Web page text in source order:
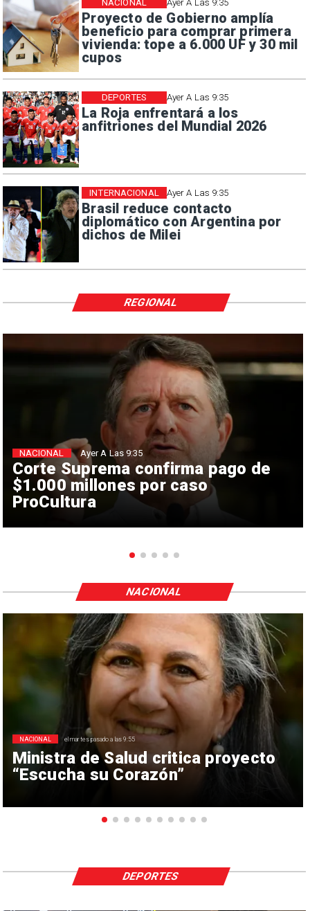
Ayer A Las 9:35
Proyecto de Gobierno amplía
beneficio para comprar primera
vivienda: tope a 6.000 UF y 30 mil
cupos
NACIONAL
Ayer A Las 9:35
La Roja enfrentará a los
anfitriones del Mundial 2026
DEPORTES
Ayer A Las 9:35
Brasil reduce contacto
diplomático con Argentina por
dichos de Milei
INTERNACIONAL
Corte Suprema confirma pago de
$1.000 millones por caso
ProCultura
NACIONAL Ayer A Las 9:35
REGIONAL
Ministra de Salud critica proyecto
“Escucha su Corazón”
NACIONAL el martes pasado a las 9:55
NACIONAL
DEPORTES